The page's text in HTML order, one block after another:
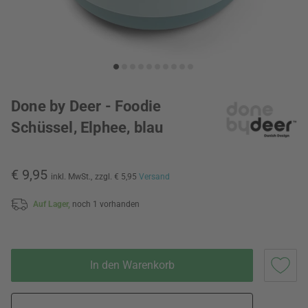
Done by Deer - Foodie
Schüssel, Elphee, blau
€ 9,95 inkl. MwSt., zzgl. € 5,95 Versand
Auf Lager, noch 1 vorhanden
In den Warenkorb